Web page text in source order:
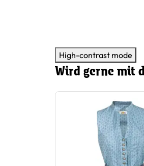
High-contrast mode
Wird gerne mit